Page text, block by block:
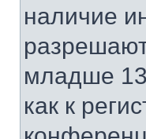
наличие
младше
как к